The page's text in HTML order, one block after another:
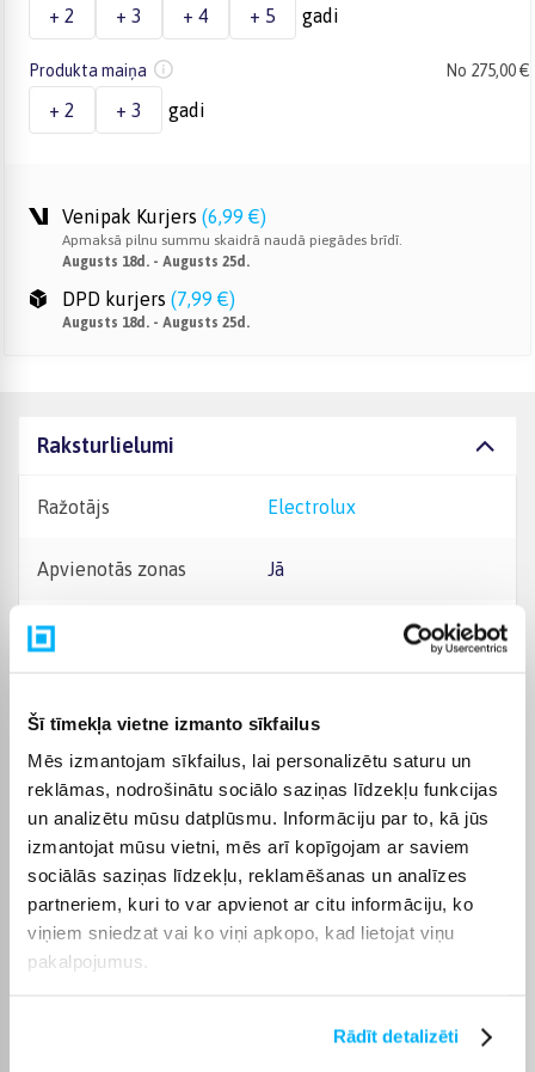
Šī tīmekļa vietne izmanto sīkfailus
Mēs izmantojam sīkfailus, lai personalizētu saturu un
reklāmas, nodrošinātu sociālo saziņas līdzekļu funkcijas
un analizētu mūsu datplūsmu. Informāciju par to, kā jūs
izmantojat mūsu vietni, mēs arī kopīgojam ar saviem
sociālās saziņas līdzekļu, reklamēšanas un analīzes
partneriem, kuri to var apvienot ar citu informāciju, ko
viņiem sniedzat vai ko viņi apkopo, kad lietojat viņu
pakalpojumus.
Rādīt detalizēti
+ 2 + 3 + 4 + 5 gadi
Produkta maiņa No 275,00 €
+ 2 + 3 gadi
Venipak Kurjers (6,99 €)
Apmaksā pilnu summu skaidrā naudā piegādes brīdī.
Augusts 18d. - Augusts 25d.
DPD kurjers (7,99 €)
Augusts 18d. - Augusts 25d.
Raksturlielumi
Ražotājs Electrolux
Apvienotās zonas Jā
Neskrāpējošs pārklājums
Komplektēšanas valsts Vācija
Platuma intervāls, cm 80 - 89 cm
Plīts tips Indukcijas
Rāmis Nē